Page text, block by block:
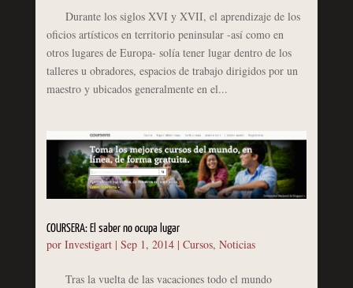
Durante los siglos XVI y XVII, el aprendizaje de los
oficios artísticos en territorio peninsular -así como en
otros lugares de Europa- solía tener lugar dentro de los
talleres u obradores, espacios de trabajo dirigidos por un
maestro y ubicados generalmente en el...
COURSERA: El saber no ocupa lugar
por Investigart| Sep 1, 2014| Cursos, Noticias
Tras la vuelta de las vacaciones todo el mundo